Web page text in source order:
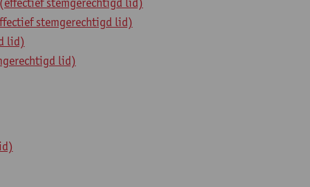
stemgerechtigd lid)
lid)
lid)